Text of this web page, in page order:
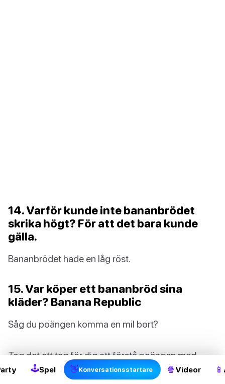
2
14. Varför kunde inte bananbrödet
skrika högt? För att det bara kunde
gälla.
Bananbrödet hade en låg röst.
15. Var köper ett bananbröd sina
kläder? Banana Republic
Såg du poängen komma en mil bort?
Tog det ett tag för dig att förstå poängen med
dessa bananbrödsordvitsar? Svettas inte! Ordvitsar
🕹Spel 👋Konversationsstartare 🍿 Videor 📱